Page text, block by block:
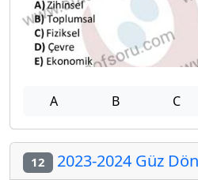
A B C
12 2023-2024 Güz